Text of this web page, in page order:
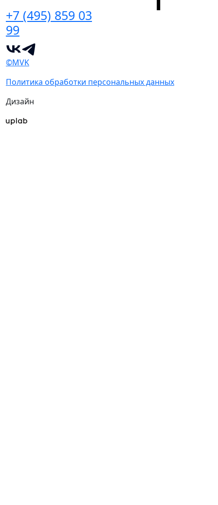
+7 (495) 859 03
99
©MVK
Политика обработки персональных данных
Дизайн